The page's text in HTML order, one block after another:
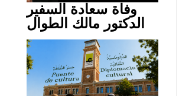
وفاة سعادة السفير
الدكتور مالك الطوال